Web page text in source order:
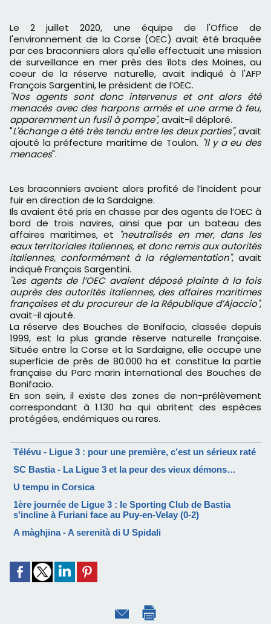
Le 2 juillet 2020, une équipe de l'Office de
l'environnement de la Corse (OEC) avait été braquée
par ces braconniers alors qu'elle effectuait une mission
de surveillance en mer près des îlots des Moines, au
coeur de la réserve naturelle, avait indiqué à l'AFP
François Sargentini, le président de l’OEC.
"Nos agents sont donc intervenus et ont alors été
menacés avec des harpons armés et une arme à feu,
apparemment un fusil à pompe", avait-il déploré.
"L'échange a été très tendu entre les deux parties", avait
ajouté la préfecture maritime de Toulon. "Il y a eu des
menaces".
Les braconniers avaient alors profité de l’incident pour
fuir en direction de la Sardaigne.
Ils avaient été pris en chasse par des agents de l’OEC à
bord de trois navires, ainsi que par un bateau des
affaires maritimes, et
"neutralisés en mer, dans les
eaux territoriales italiennes, et donc remis aux autorités
italiennes, conformément à la réglementation", avait
indiqué François Sargentini.
"Les agents de l’OEC avaient déposé plainte à la fois
auprès des autorités italiennes, des affaires maritimes
françaises et du procureur de la République d’Ajaccio",
avait-il ajouté.
La réserve des Bouches de Bonifacio, classée depuis
1999, est la plus grande réserve naturelle française.
Située entre la Corse et la Sardaigne, elle occupe une
superficie de près de 80.000 ha et constitue la partie
française du Parc marin international des Bouches de
Bonifacio.
En son sein, il existe des zones de non-prélèvement
correspondant à 1.130 ha qui abritent des espèces
protégées, endémiques ou rares.
Télévu - Ligue 3 : pour une première, c’est un sérieux raté
SC Bastia - La Ligue 3 et la peur des vieux démons…
U tempu in Corsica
1ère journée de Ligue 3 : le Sporting Club de Bastia
s'incline à Furiani face au Puy-en-Velay (0-2)
A màghjina - A serenità di U Spidali